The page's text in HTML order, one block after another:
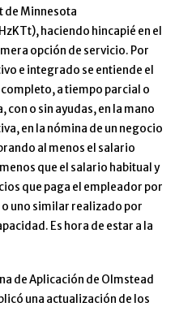
de Minnesota
haciendo hincapié en el
opción de servicio. Por
e integrado se entiende el
a tiempo parcial o
con o sin ayudas, en la mano
en la nómina de un negocio
al menos el salario
que el salario habitual y
que paga el empleador por
uno similar realizado por
Es hora de estar a la
de Aplicación de Olmstead
una actualización de los